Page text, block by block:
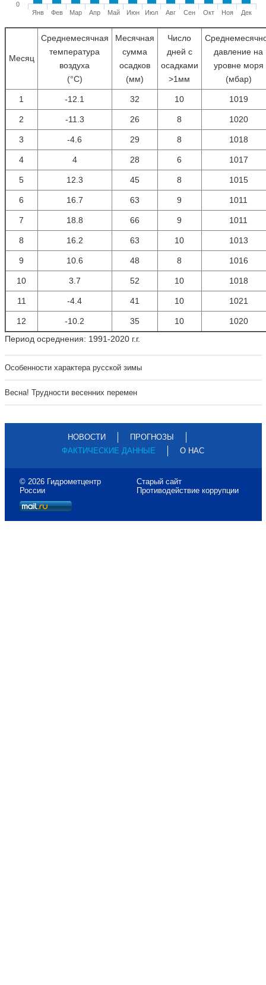
Янв Фев Мар Апр Май Июн Июл Авг Сен Окт Ноя Дек
0
Месяц
Среднемесячная
температура
воздуха
(°С)
Месячная
сумма
осадков
(мм)
Число
дней с
осадками
>1мм
давление на
уровне моря
(мбар)
1 -12.1 32 10 1019
2 -11.3 26 8 1020
3 -4.6 29 8 1018
4 4 28 6 1017
5 12.3 45 8 1015
6 16.7 63 9 1011
7 18.8 66 9 1011
8 16.2 63 10 1013
9 10.6 48 8 1016
10 3.7 52 10 1018
11 -4.4 41 10 1021
12 -10.2 35 10
1020
Период осреднения: 1991-2020 г.г.
Особенности характера русской зимы
Весна! Трудности весенних перемен
НОВОСТИ
ПРОГНОЗЫ
ФАКТИЧЕСКИЕ ДАННЫЕ
О НАС
© 2026 Гидрометцентр
России
Старый сайт
Противодействие коррупции